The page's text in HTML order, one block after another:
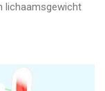
lichaamsgewicht